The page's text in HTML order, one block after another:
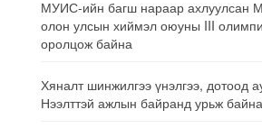
МУИС-ийн багш нараар ахлуулсан
олон улсын хиймэл оюуны III
оролцож байна
Хяналт шинжилгээ үнэлгээ, дотоод
Нээлттэй ажлын байранд урьж байна